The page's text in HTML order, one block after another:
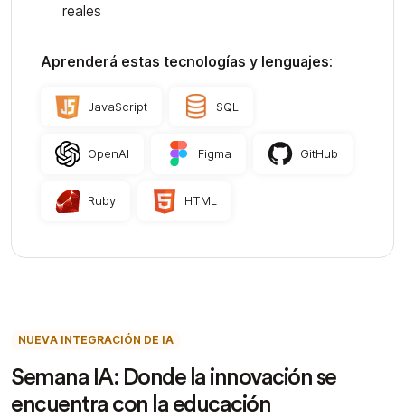
reales
Aprenderá estas tecnologías y lenguajes:
JavaScript SQL
OpenAI Figma GitHub
Ruby HTML
NUEVA INTEGRACIÓN DE IA
Semana IA: Donde la innovación se
encuentra con la educación